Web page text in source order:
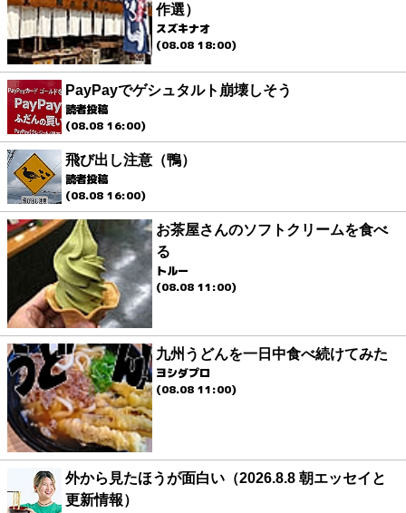
作選）
スズキナオ
(08.08 18:00)
PayPayでゲシュタルト崩壊しそう
読者投稿
(08.08 16:00)
飛び出し注意（鴨）
読者投稿
(08.08 16:00)
お茶屋さんのソフトクリームを食べ
る
トルー
(08.08 11:00)
九州うどんを一日中食べ続けてみた
ヨシダプロ
(08.08 11:00)
外から見たほうが面白い（2026.8.8 朝エッセイと
更新情報）